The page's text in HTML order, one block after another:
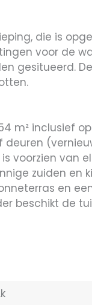
die is
voor de
gesitueerd.
m² inclusief
voorzien van
zuiden en
en
beschikt de